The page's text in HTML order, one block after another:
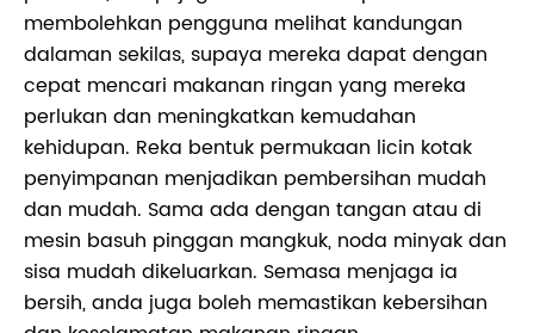
membolehkan pengguna melihat kandungan
dalaman sekilas, supaya mereka dapat dengan
cepat mencari makanan ringan yang mereka
perlukan dan meningkatkan kemudahan
kehidupan. Reka bentuk permukaan licin kotak
penyimpanan menjadikan pembersihan mudah
dan mudah. Sama ada dengan tangan atau di
mesin basuh pinggan mangkuk, noda minyak dan
sisa mudah dikeluarkan. Semasa menjaga ia
bersih, anda juga boleh memastikan kebersihan